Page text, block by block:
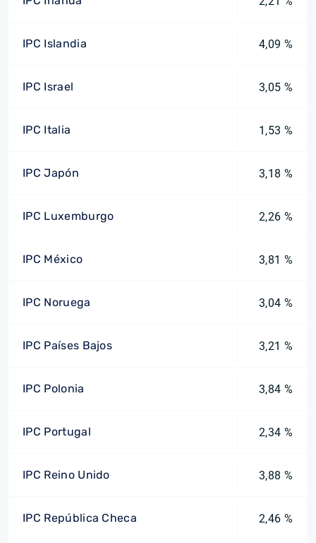
IPC Islandia 4,09 %
IPC Israel 3,05 %
IPC Italia 1,53 %
IPC Japón 3,18 %
IPC Luxemburgo 2,26 %
IPC México 3,81 %
IPC Noruega 3,04 %
IPC Países Bajos 3,21 %
IPC Polonia 3,84 %
IPC Portugal 2,34 %
IPC Reino Unido 3,88 %
IPC República Checa 2,46 %